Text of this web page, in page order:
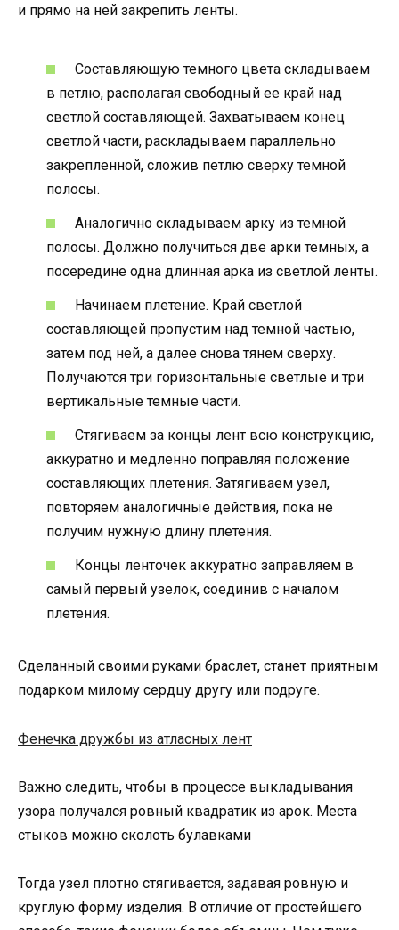
и прямо на ней закрепить ленты.
Составляющую темного цвета складываем
в петлю, располагая свободный ее край над
светлой составляющей. Захватываем конец
светлой части, раскладываем параллельно
закрепленной, сложив петлю сверху темной
полосы.
Аналогично складываем арку из темной
полосы. Должно получиться две арки темных, а
посередине одна длинная арка из светлой ленты.
Начинаем плетение. Край светлой
составляющей пропустим над темной частью,
затем под ней, а далее снова тянем сверху.
Получаются три горизонтальные светлые и три
вертикальные темные части.
Стягиваем за концы лент всю конструкцию,
аккуратно и медленно поправляя положение
составляющих плетения. Затягиваем узел,
повторяем аналогичные действия, пока не
получим нужную длину плетения.
Концы ленточек аккуратно заправляем в
самый первый узелок, соединив с началом
плетения.
Сделанный своими руками браслет, станет приятным
подарком милому сердцу другу или подруге.
Фенечка дружбы из атласных лент
Важно следить, чтобы в процессе выкладывания
узора получался ровный квадратик из арок. Места
стыков можно сколоть булавками
Тогда узел плотно стягивается, задавая ровную и
круглую форму изделия. В отличие от простейшего